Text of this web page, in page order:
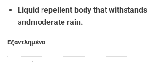
Liquid repellent body that
andmoderate rain.
Εξαντλημένο